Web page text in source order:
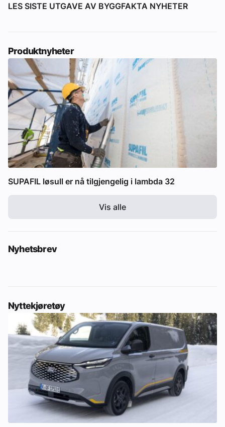
LES SISTE UTGAVE AV BYGGFAKTA NYHETER
Produktnyheter
SUPAFIL løsull er nå tilgjengelig i lambda 32
Vis alle
Nyhetsbrev
Nyttekjøretøy